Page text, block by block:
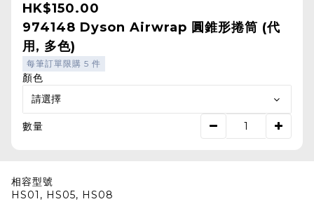
HK$150.00
974148 Dyson Airwrap 圓錐形捲筒 (代
用, 多色)
每筆訂單限購 5 件
顏色
數量
相容型號
HS01, HS05, HS08